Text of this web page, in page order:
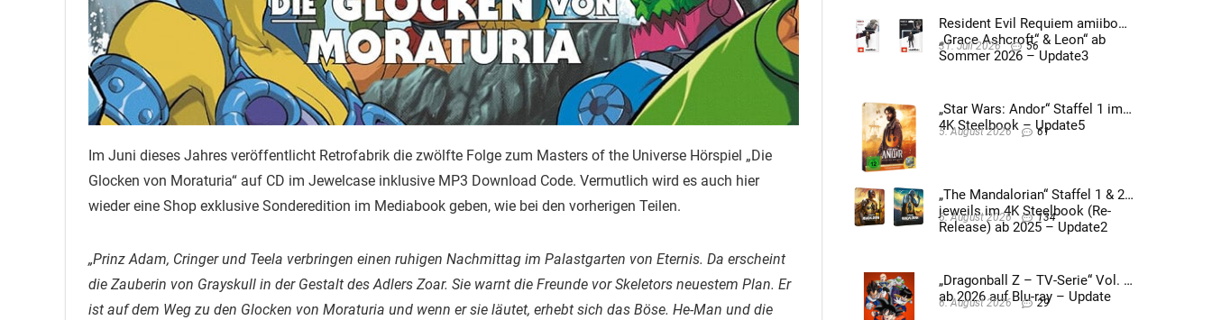
Im Juni dieses Jahres veröffentlicht Retrofabrik die zwölfte Folge zum Masters of the Universe Hörspiel „Die
Glocken von Moraturia“ auf CD im Jewelcase inklusive MP3 Download Code. Vermutlich wird es auch hier
wieder eine Shop exklusive Sonderedition im Mediabook geben, wie bei den vorherigen Teilen.
„Prinz Adam, Cringer und Teela verbringen einen ruhigen Nachmittag im Palastgarten von Eternis. Da erscheint
die Zauberin von Grayskull in der Gestalt des Adlers Zoar. Sie warnt die Freunde vor Skeletors neuestem Plan. Er
ist auf dem Weg zu den Glocken von Moraturia und wenn er sie läutet, erhebt sich das Böse. He-Man und die
Resident Evil Requiem amiibo
„Grace Ashcroft“ & Leon“ ab
Sommer 2026 – Update3
31. Juli 2026 56
„Star Wars: Andor“ Staffel 1 im
4K Steelbook – Update5
5. August 2026 61
„The Mandalorian“ Staffel 1 & 2
jeweils im 4K Steelbook (Re-
Release) ab 2025 – Update2
5. August 2026 134
„Dragonball Z – TV-Serie“ Vol. 4
ab 2026 auf Blu-ray – Update
6. August 2026 29